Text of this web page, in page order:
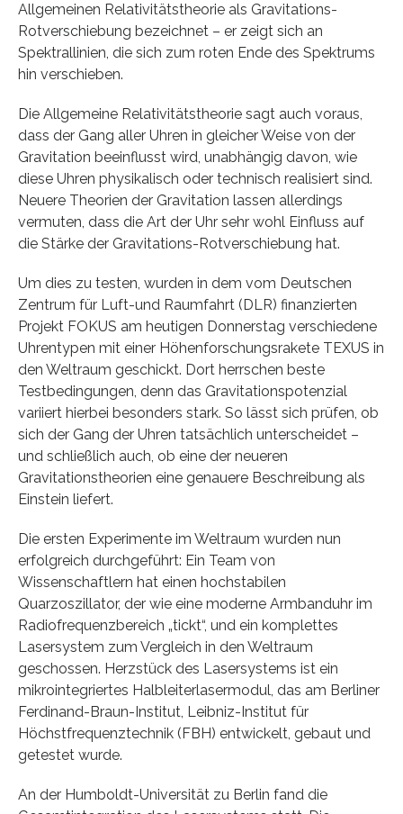
Allgemeinen Relativitätstheorie als Gravitations-
Rotverschiebung bezeichnet – er zeigt sich an
Spektrallinien, die sich zum roten Ende des Spektrums
hin verschieben.
Die Allgemeine Relativitätstheorie sagt auch voraus,
dass der Gang aller Uhren in gleicher Weise von der
Gravitation beeinflusst wird, unabhängig davon, wie
diese Uhren physikalisch oder technisch realisiert sind.
Neuere Theorien der Gravitation lassen allerdings
vermuten, dass die Art der Uhr sehr wohl Einfluss auf
die Stärke der Gravitations-Rotverschiebung hat.
Um dies zu testen, wurden in dem vom Deutschen
Zentrum für Luft-und Raumfahrt (DLR) finanzierten
Projekt FOKUS am heutigen Donnerstag verschiedene
Uhrentypen mit einer Höhenforschungsrakete TEXUS in
den Weltraum geschickt. Dort herrschen beste
Testbedingungen, denn das Gravitationspotenzial
variiert hierbei besonders stark. So lässt sich prüfen, ob
sich der Gang der Uhren tatsächlich unterscheidet –
und schließlich auch, ob eine der neueren
Gravitationstheorien eine genauere Beschreibung als
Einstein liefert.
Die ersten Experimente im Weltraum wurden nun
erfolgreich durchgeführt: Ein Team von
Wissenschaftlern hat einen hochstabilen
Quarzoszillator, der wie eine moderne Armbanduhr im
Radiofrequenzbereich „tickt“, und ein komplettes
Lasersystem zum Vergleich in den Weltraum
geschossen. Herzstück des Lasersystems ist ein
mikrointegriertes Halbleiterlasermodul, das am Berliner
Ferdinand-Braun-Institut, Leibniz-Institut für
Höchstfrequenztechnik (FBH) entwickelt, gebaut und
getestet wurde.
An der Humboldt-Universität zu Berlin fand die